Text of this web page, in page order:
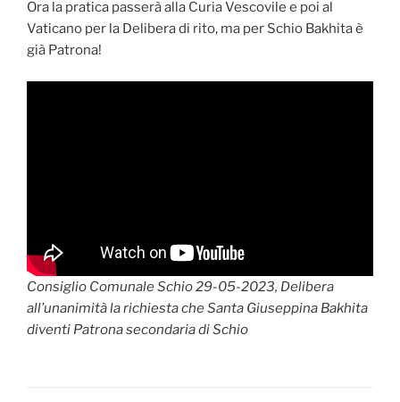
Ora la pratica passerà alla Curia Vescovile e poi al
Vaticano per la Delibera di rito, ma per Schio Bakhita è
già Patrona!
Consiglio Comunale Schio 29-05-2023, Delibera
all’unanimità la richiesta che Santa Giuseppina Bakhita
diventi Patrona secondaria di Schio